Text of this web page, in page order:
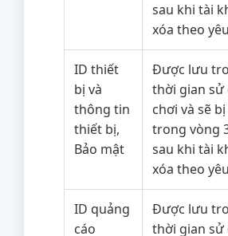
sau khi tài
xóa theo
ID thiết
bị và
thông tin
thiết bị,
Bảo mật
Được lưu
thời gian
chơi và sẽ
trong vòng
sau khi tài
xóa theo
ID quảng
cáo
Được lưu
thời gian